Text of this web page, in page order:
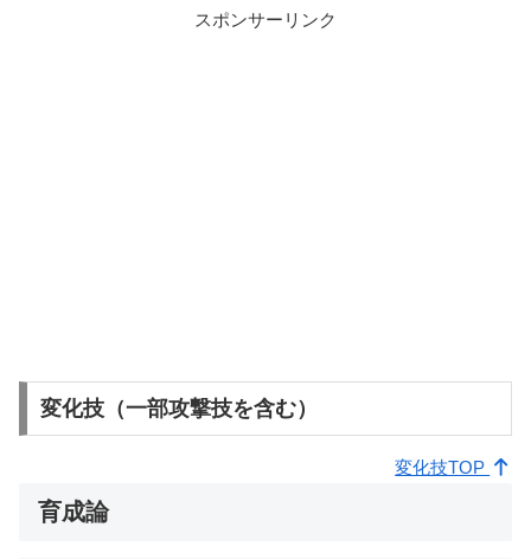
スポンサーリンク
変化技（一部攻撃技を含む）
変化技TOP
育成論